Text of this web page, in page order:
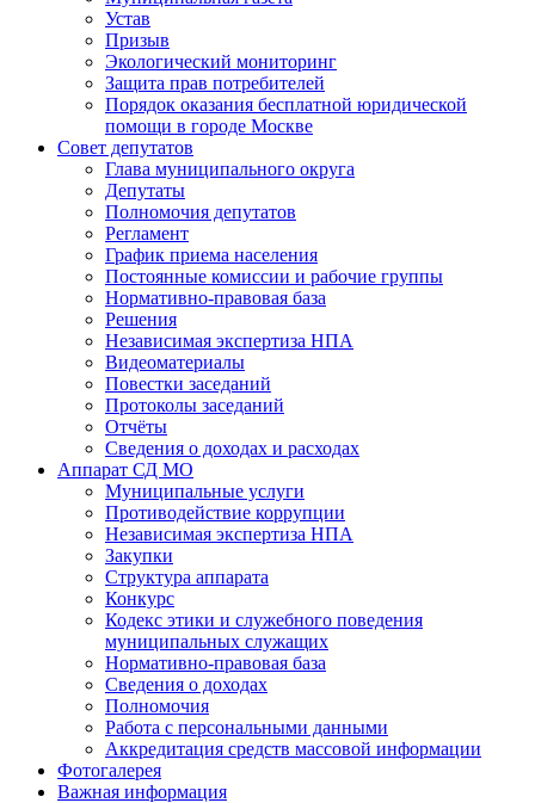
Устав
Призыв
Экологический мониторинг
Защита прав потребителей
Порядок оказания бесплатной юридической
помощи в городе Москве
Совет депутатов
Глава муниципального округа
Депутаты
Полномочия депутатов
Регламент
График приема населения
Постоянные комиссии и рабочие группы
Нормативно-правовая база
Решения
Независимая экспертиза НПА
Видеоматериалы
Повестки заседаний
Протоколы заседаний
Отчёты
Сведения о доходах и расходах
Аппарат СД МО
Муниципальные услуги
Противодействие коррупции
Независимая экспертиза НПА
Закупки
Структура аппарата
Конкурс
Кодекс этики и служебного поведения
муниципальных служащих
Нормативно-правовая база
Сведения о доходах
Полномочия
Работа с персональными данными
Аккредитация средств массовой информации
Фотогалерея
Важная информация